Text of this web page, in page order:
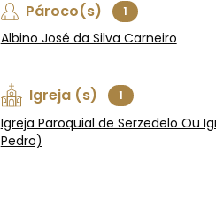
Pároco(s) 1
Albino José da Silva Carneiro
Igreja (s) 1
Igreja Paroquial de Serzedelo Ou
Pedro)